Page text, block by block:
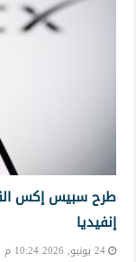
طرح سبيس إكس
إنفيديا
24 يونيو, 2026 10:24 م